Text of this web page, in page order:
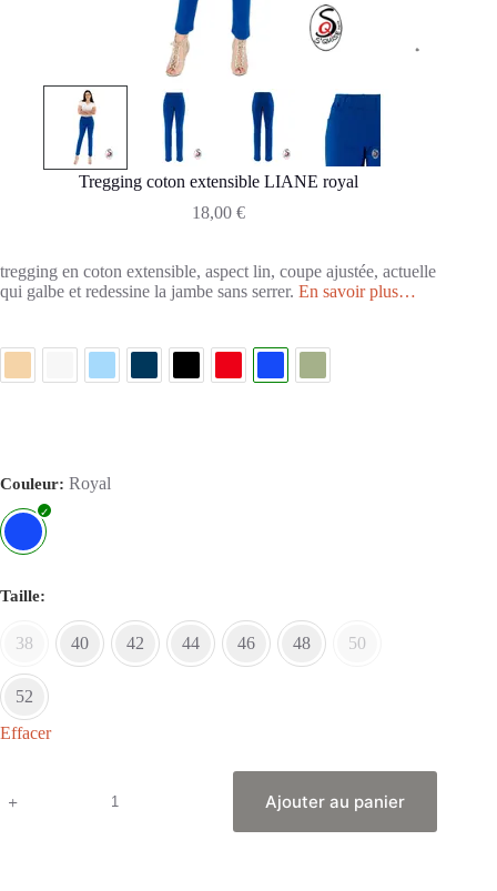
Tregging coton extensible LIANE royal
18,00€
tregging en coton extensible, aspect lin, coupe ajustée, actuelle
qui galbe et redessine la jambe sans serrer. En savoir plus…
Couleur Royal
Taille
38 40 42 44 46 48 50
52
Effacer
Ajouter au panier